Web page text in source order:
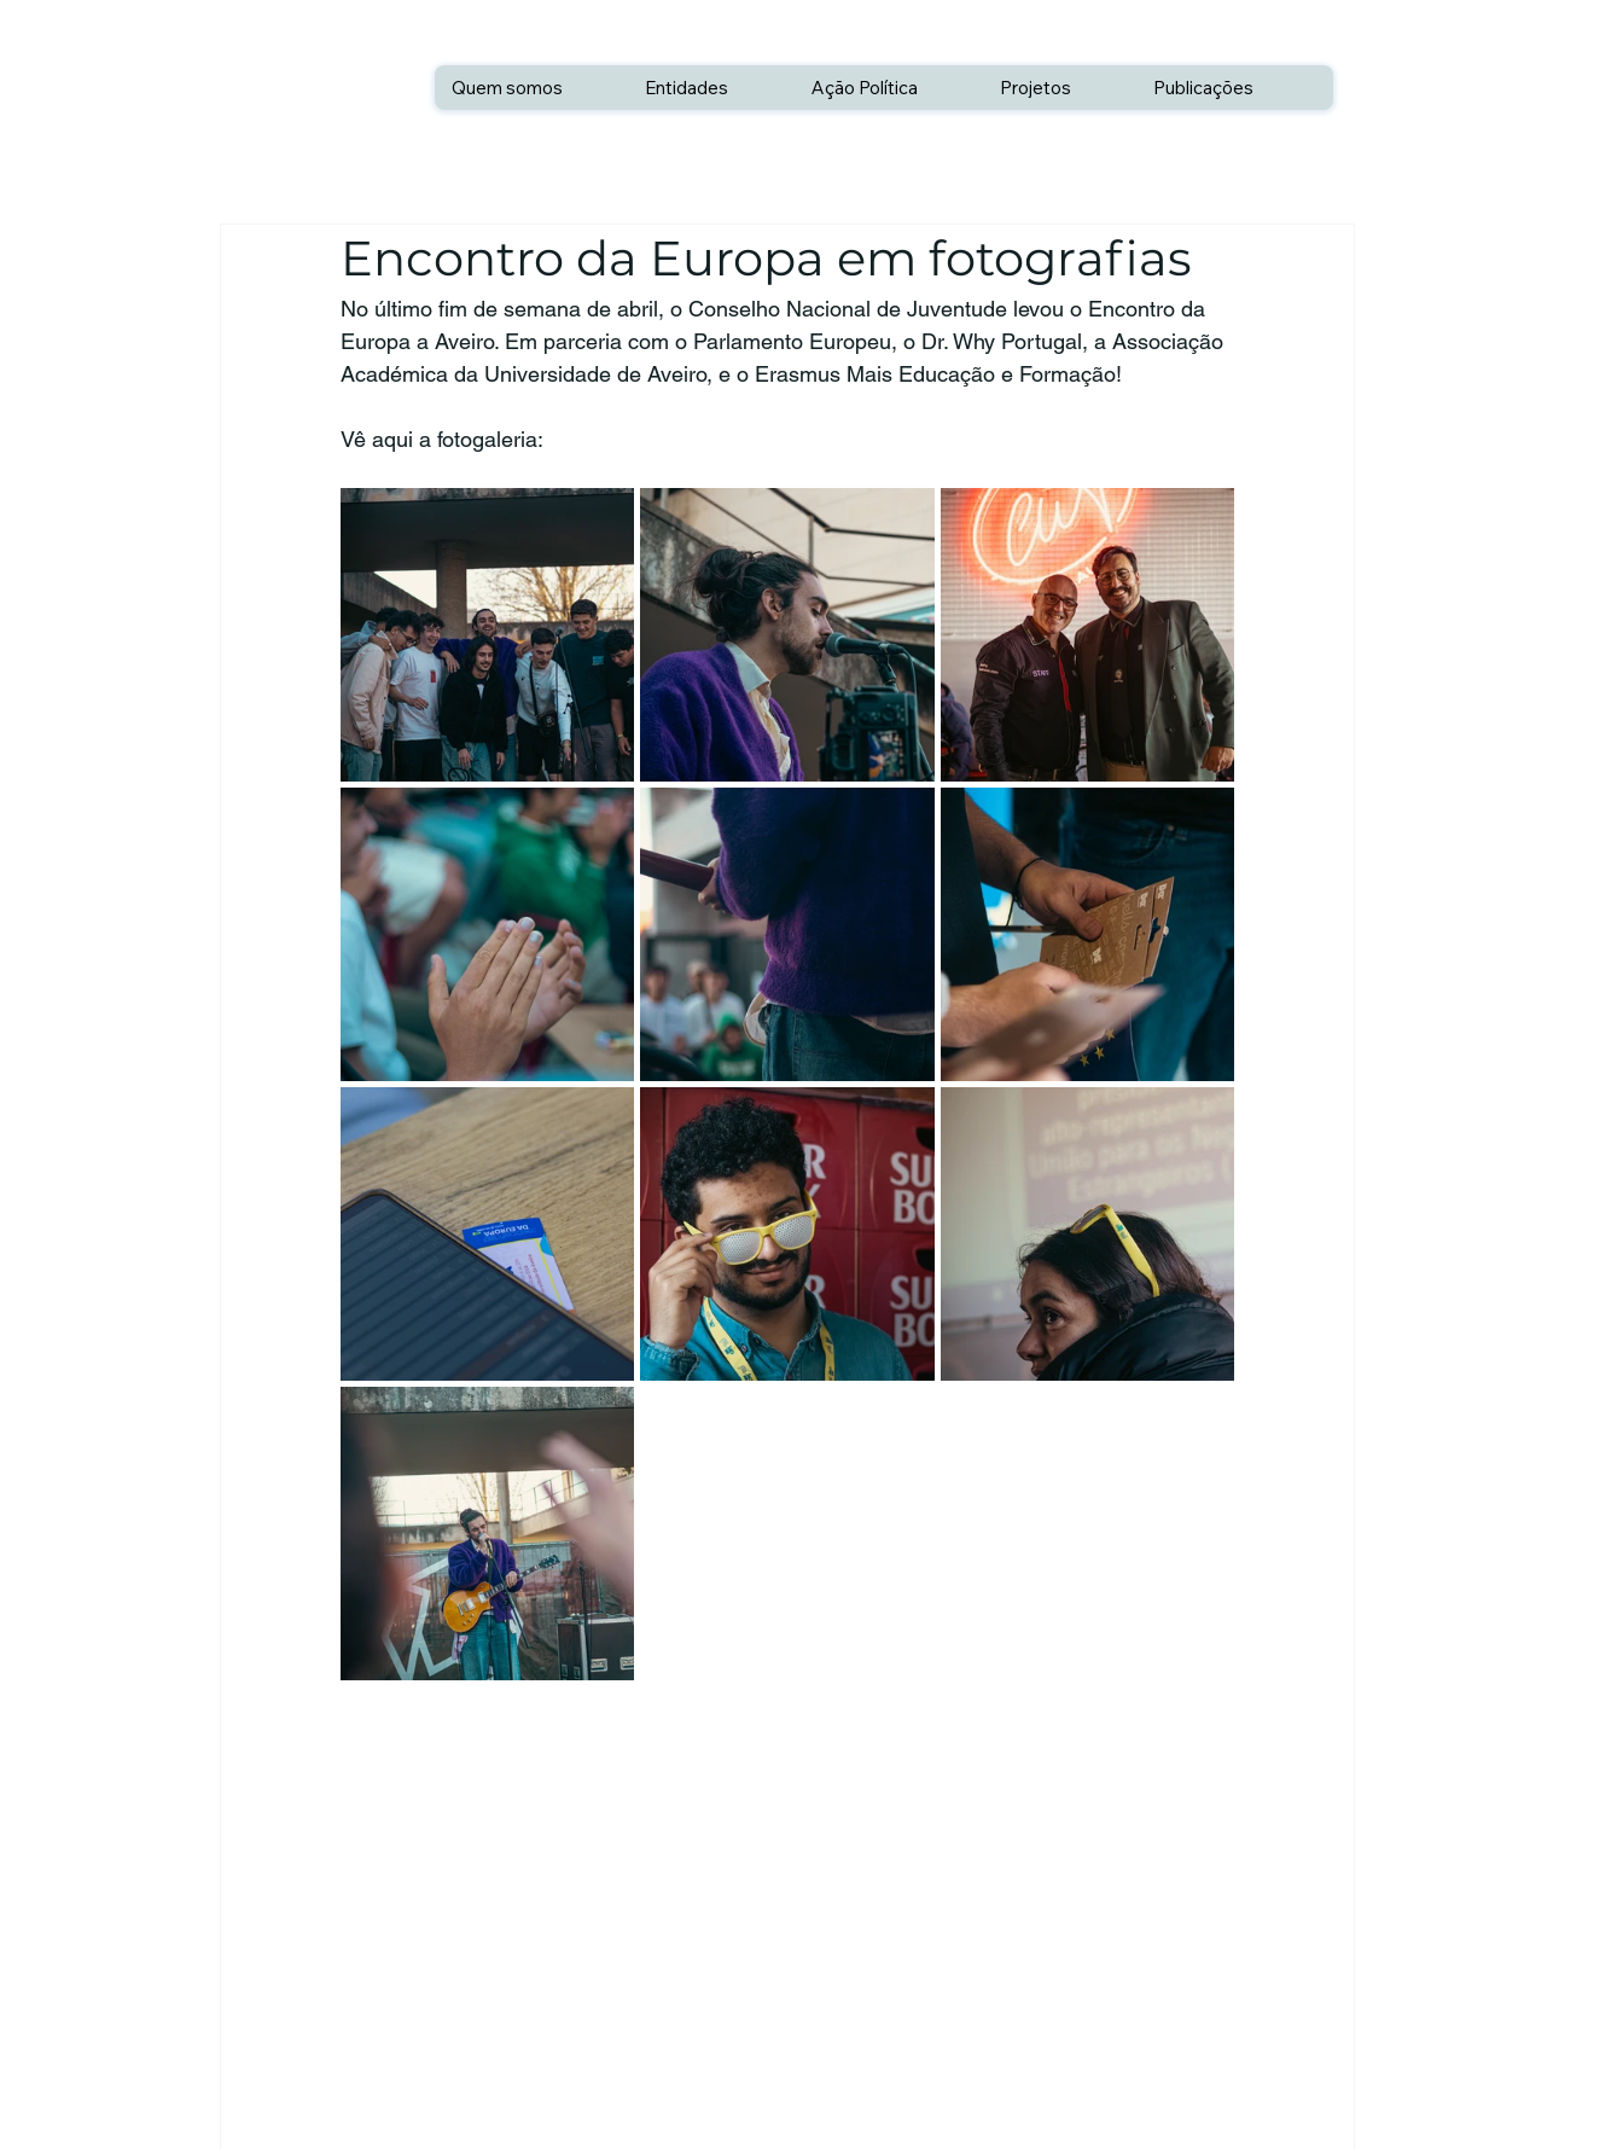
Quem somos Entidades Ação Política Projetos Publicações
Encontro da Europa em fotografias
No último fim de semana de abril, o Conselho Nacional de Juventude levou o Encontro da
Europa a Aveiro. Em parceria com o Parlamento Europeu, o Dr. Why Portugal, a Associação
Académica da Universidade de Aveiro, e o Erasmus Mais Educação e Formação!
Vê aqui a fotogaleria: